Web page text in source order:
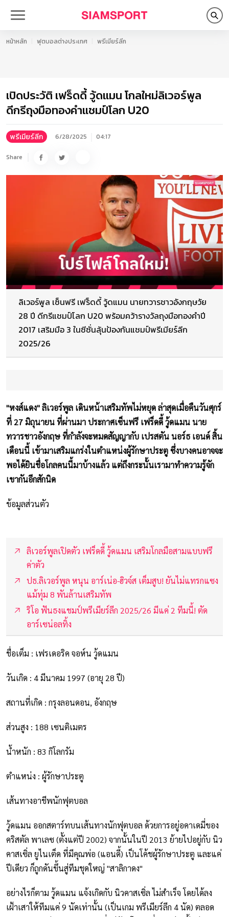
หน้าหลัก ฟุตบอลต่างประเทศ พรีเมียร์ลีก
เปิดประวัติ เฟร็ดดี้ วู้ดแมน โกลใหม่ลิเวอร์พูล
ดีกรีถุงมือทองคำแชมป์โลก U20
พรีเมียร์ลีก 6/28/2025 04:17
Share
ลิเวอร์พูล เซ็นฟรี เฟร็ดดี้ วู้ดแมน นายทวารชาวอังกฤษวัย
28 ปี ดีกรีแชมป์โลก U20 พร้อมคว้ารางวัลถุงมือทองคำปี
2017 เสริมมือ 3 ในซีซั่นลุ้นป้องกันแชมป์พรีเมียร์ลีก
2025/26
"หงส์แดง" ลิเวอร์พูล เดินหน้าเสริมทัพไม่หยุด ล่าสุดเมื่อคืนวันศุกร์
ที่ 27 มิถุนายน ที่ผ่านมา ประกาศเซ็นฟรี เฟร็ดดี้ วู้ดแมน นาย
ทวารชาวอังกฤษ ที่กำลังจะหมดสัญญากับ เปรสตัน นอร์ธ เอนด์ สิ้น
เดือนนี้ เข้ามาเสริมแกร่งในตำแหน่งผู้รักษาประตู ซึ่งบางคนอาจจะ
พอได้ยินชื่อโกลคนนี้มาบ้างแล้ว แต่ถึงกระนั้นเรามาทำความรู้จัก
เขากันอีกสักนิด
ข้อมูลส่วนตัว
ลิเวอร์พูลเปิดตัว เฟร็ดดี้ วู้ดแมน เสริมโกลมือสามแบบฟรี
ค่าตัว
ปธ.ลิเวอร์พูล หนุน อาร์เน่อ-ฮิวจ์ส เต็มสูบ! ยันไม่แทรกแซง
แม้ทุ่ม 8 พันล้านเสริมทัพ
ริโอ ฟันธงแชมป์พรีเมียร์ลีก 2025/26 มีแค่ 2 ทีมนี้! ตัด
อาร์เซน่อลทิ้ง
ชื่อเต็ม : เฟรเดอริค จอห์น วู้ดแมน
วันเกิด : 4 มีนาคม 1997 (อายุ 28 ปี)
สถานที่เกิด : กรุงลอนดอน, อังกฤษ
ส่วนสูง : 188 เซนติเมตร
น้ำหนัก : 83 กิโลกรัม
ตำแหน่ง : ผู้รักษาประตู
เส้นทางอาชีพนักฟุตบอล
วู้ดแมน ออกสตาร์ทบนเส้นทางนักฟุตบอล ด้วยการอยู่อคาเดมี่ของ
คริสตัล พาเลซ (ตั้งแต่ปี 2002) จากนั้นในปี 2013 ย้ายไปอยู่กับ นิว
คาสเซิ่ล ยูไนเต็ด ที่มีคุณพ่อ (แอนดี้) เป็นโค้ชผู้รักษาประตู และแค่
ปีเดียว ก็ถูกดันขึ้นสู่ทีมชุดใหญ่ "สาลิกาดง"
อย่างไรก็ตาม วู้ดแมน แจ้งเกิดกับ นิวคาสเซิ่ล ไม่สำเร็จ โดยได้ลง
เฝ้าเสาให้ทีมแค่ 9 นัดเท่านั้น (เป็นเกม พรีเมียร์ลีก 4 นัด) ตลอด